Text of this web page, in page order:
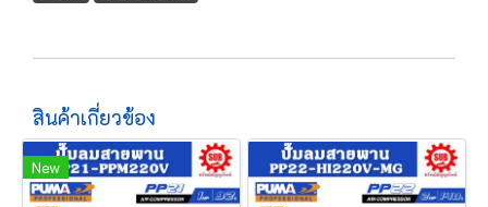
สินค้าเกี่ยวข้อง
New